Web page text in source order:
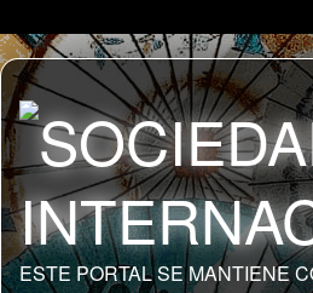
ESTE PORTAL SE MANTIENE